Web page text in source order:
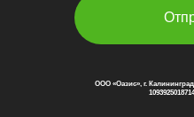
ООО «Оазис», г.